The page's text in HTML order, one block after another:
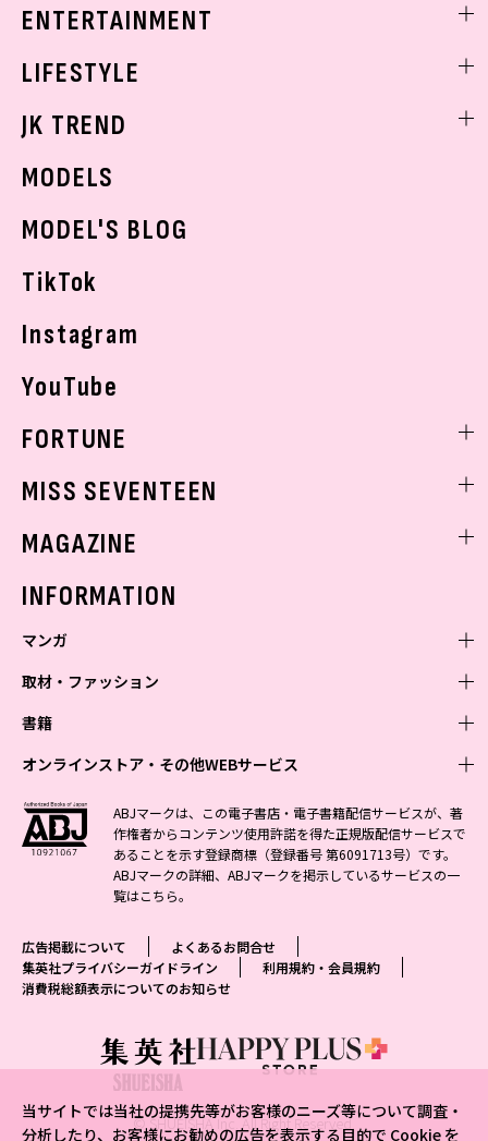
当サイトでは当社の提携先等がお客様のニーズ等について調査・
分析したり、お客様にお勧めの広告を表示する目的で Cookie を
ベストコスメ
ボディケア
学校ヘアメイク
ENTERTAINMENT
K-POP
LIFESTYLE
モデルの購入品
JK TREND
MODELS
MODEL'S BLOG
TikTok
Instagram
YouTube
FORTUNE
MISS SEVENTEEN
MAGAZINE
INFORMATION
マンガ
少年マンガ
Vジャンプ
最強ジャンプ
少年ジャンプ+
ジャンプTOON
ジャンプルーキー！
S-MANGA
集英社コミック文庫
青年マンガ
ZEBRACK
S-MANGA
集英社ジャンプリミックス
週刊ヤングジャンプ
ヤングジャンプ定期購読デジタル
となりのヤングジャンプ
グランドジャンプ
ウルトラジャンプ
少女マンガ
ZEBRACK
S-MANGA
集英社コミック文庫
マーガレット
別冊マーガレット
リマコミ
マンガMeets
女性マンガ
ジャンプTOON
集英社コミック文庫
マンガMee公式サイト
リマコミ
office YOU
取材・ファッション
ファッション・美容
BAILA
MAQUIA
eclat
T JAPAN
MEN'S NON-NO
集英社オンライン
芸能・情報・スポーツ
週プレNEWS
週プレ グラジャパ!
書籍
文芸・文庫・総合
小説すばる
集英社 文芸ステーション
web 集英社文庫
アジア人物史
学芸・ノンフィクション・新書
1日5分で、明日は変わる よみタイ yomitai
集英社学芸部 - 学芸・ノンフィクション
集英社ビジネス書
集英社新書プラス - 知の水先案内人
kotoba
情報・知識＆オピニオン imidas
ライトノベル・ノベライズ
集英社オレンジ文庫
JUMP j-BOOKS
ダッシュエックス文庫公式サイト
集英社Webマガジン コバルト
集英社の児童図書 S-KIDS.LAND
オンラインストア・その他WEBサービス
オンラインストア
OTO
SHUEISHA MANGA-ART HERITAGE
ジャンプキャラクターズストア
HAPPY PLUS STORE
SHUEISHA VOX
LEEマルシェ
eclat premium
mirabella homme
その他WEBサービス
集英社アドナビ
集英社エディターズ・ラボ
ABJマークは、この電子書店・電子書籍配信サービスが、著
作権者からコンテンツ使用許諾を得た正規版配信サービスで
あることを示す登録商標（登録番号 第6091713号）です。
ABJマークの詳細、ABJマークを掲示しているサービスの一
覧はこちら。
広告掲載について
よくあるお問合せ
集英社プライバシーガイドライン
利用規約・会員規約
消費税総額表示についてのお知らせ
© SHUEISHA Inc. All Right Reserved.